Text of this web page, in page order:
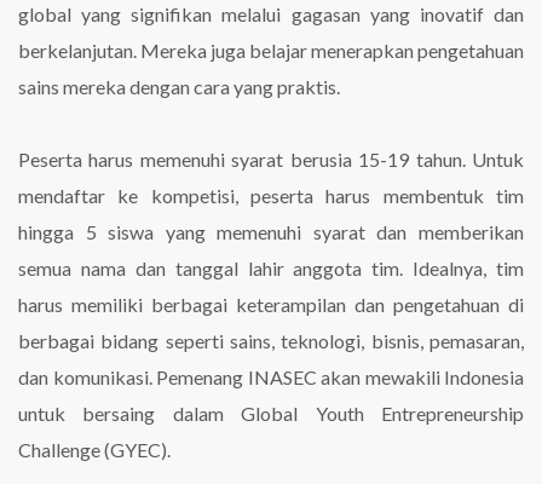
global yang signifikan melalui gagasan yang inovatif dan
berkelanjutan. Mereka juga belajar menerapkan pengetahuan
sains mereka dengan cara yang praktis.
Peserta harus memenuhi syarat berusia 15-19 tahun. Untuk
mendaftar ke kompetisi, peserta harus membentuk tim
hingga 5 siswa yang memenuhi syarat dan memberikan
semua nama dan tanggal lahir anggota tim. Idealnya, tim
harus memiliki berbagai keterampilan dan pengetahuan di
berbagai bidang seperti sains, teknologi, bisnis, pemasaran,
dan komunikasi. Pemenang INASEC akan mewakili Indonesia
untuk bersaing dalam Global Youth Entrepreneurship
Challenge (GYEC).